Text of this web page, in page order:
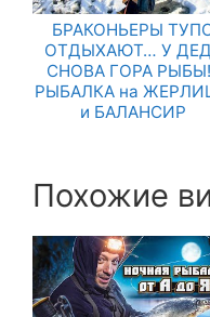
БРАКОНЬЕРЫ
ОТДЫХАЮТ… У
СНОВА ГОРА
РЫБАЛКА на
и БАЛАНСИР
Похожие